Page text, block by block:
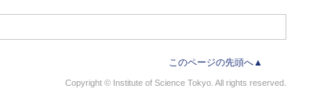
このページの先頭へ▲
Copyright © Institute of Science Tokyo. All rights reserved.